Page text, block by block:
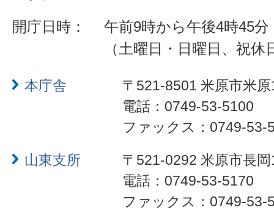
開庁日時：
午前9時から午後4時45分
（土曜日・日曜日、祝
本庁舎
〒521-8501 米原市米
電話：0749-53-5100
ファックス：0749-53-
山東支所
〒521-0292 米原市長
電話：0749-53-5170
ファックス：0749-53-